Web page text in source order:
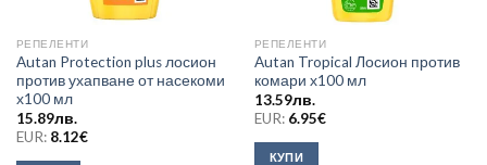
РЕПЕЛЕНТИ
Autan Protection plus лосион
против ухапване от насекоми
х100 мл
15.89лв.
EUR: 8.12€
РЕПЕЛЕНТИ
Autan Tropical Лосион против
комари х100 мл
13.59лв.
EUR: 6.95€
КУПИ